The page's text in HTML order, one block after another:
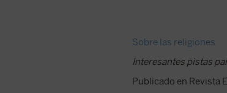
Sobre las religiones
Interesantes pistas
Publicado en Revista